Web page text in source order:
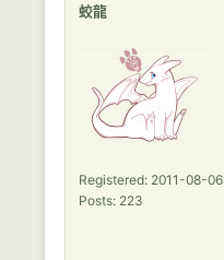
蛟龍
Registered: 2011-08-06
Posts: 223